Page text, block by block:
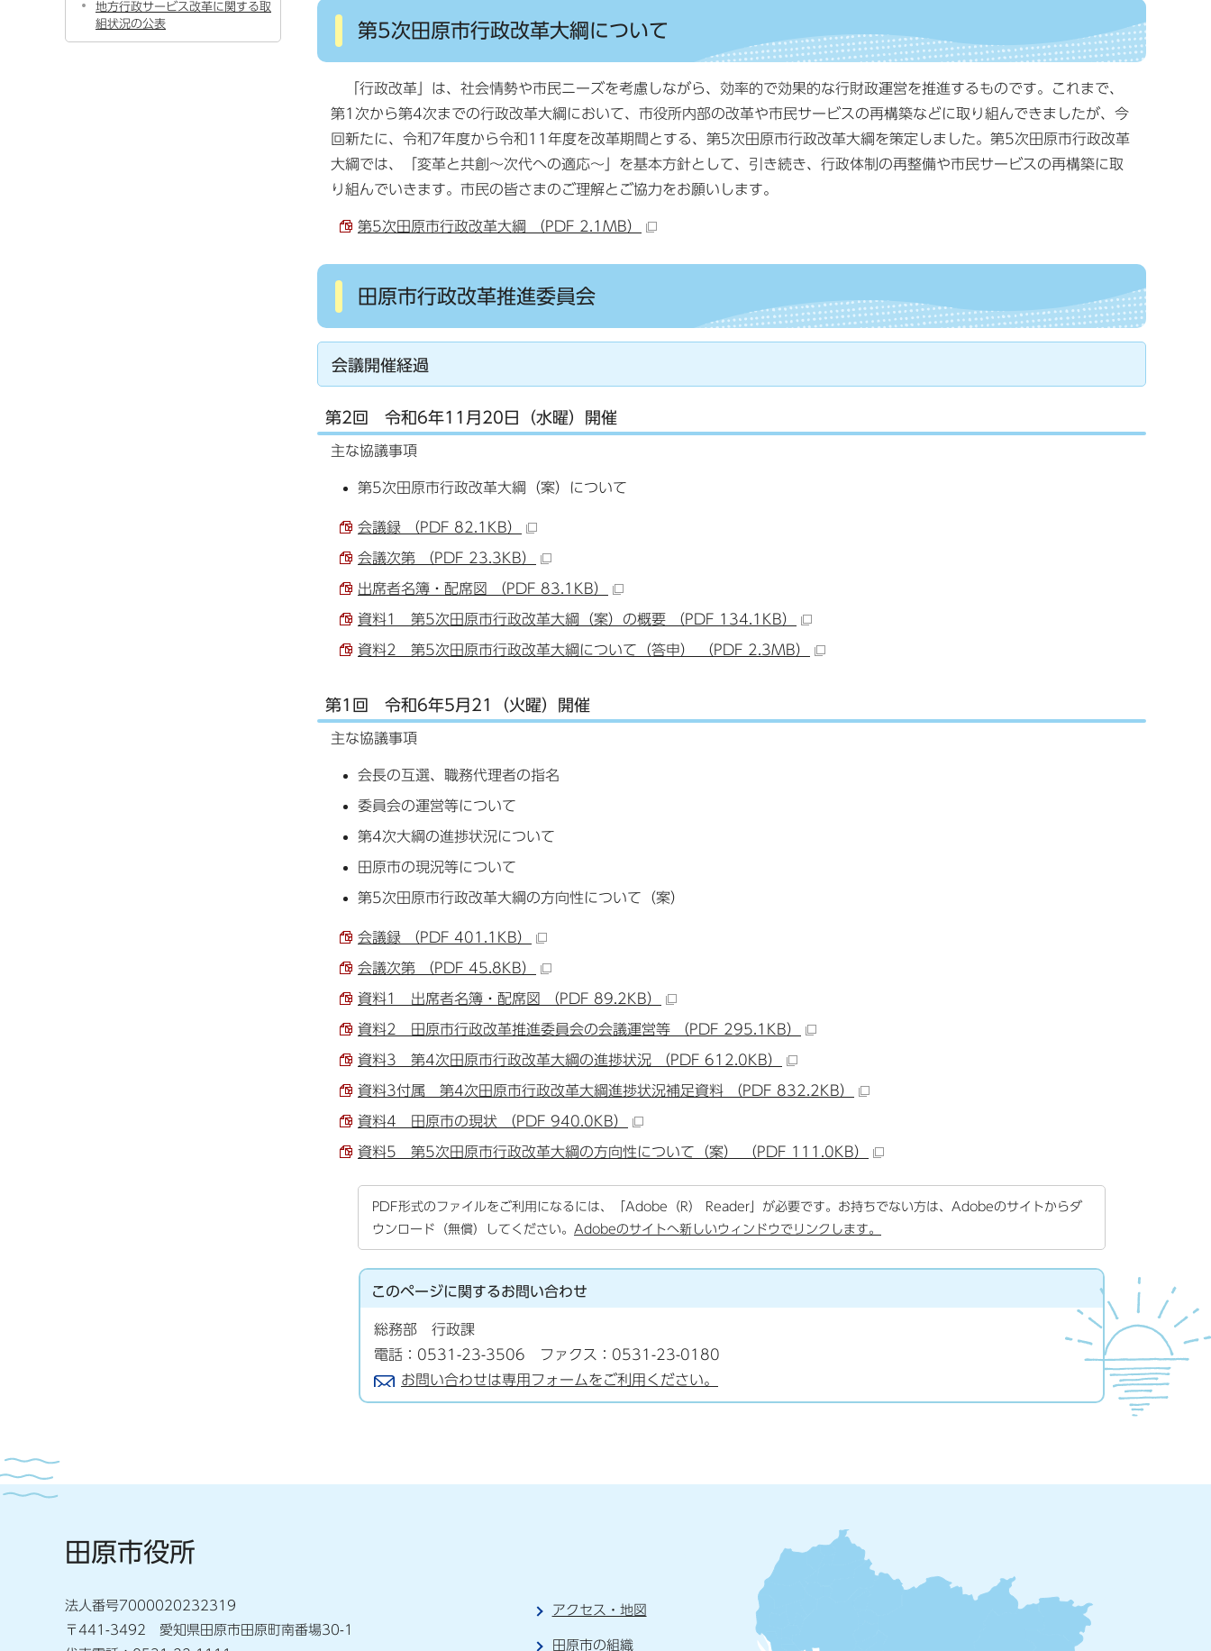
第5次田原市行政改革大綱について
「行政改革」は、社会情勢や市民ニーズを考慮しながら、効率的で効果的な行財政運営を推進するものです。これまで、
第1次から第4次までの行政改革大綱において、市役所内部の改革や市民サービスの再構築などに取り組んできましたが、今
回新たに、令和7年度から令和11年度を改革期間とする、第5次田原市行政改革大綱を策定しました。第5次田原市行政改革
大綱では、「変革と共創〜次代への適応〜」を基本方針として、引き続き、行政体制の再整備や市民サービスの再構築に取
り組んでいきます。市民の皆さまのご理解とご協力をお願いします。
第5次田原市行政改革大綱 （PDF 2.1MB）
田原市行政改革推進委員会
会議開催経過
第2回 令和6年11月20日（水曜）開催
主な協議事項
第5次田原市行政改革大綱（案）について
会議録 （PDF 82.1KB）
会議次第 （PDF 23.3KB）
出席者名簿・配席図 （PDF 83.1KB）
資料1 第5次田原市行政改革大綱（案）の概要 （PDF 134.1KB）
資料2 第5次田原市行政改革大綱について（答申） （PDF 2.3MB）
第1回 令和6年5月21（火曜）開催
主な協議事項
会長の互選、職務代理者の指名
委員会の運営等について
第4次大綱の進捗状況について
田原市の現況等について
第5次田原市行政改革大綱の方向性について（案）
会議録 （PDF 401.1KB）
会議次第 （PDF 45.8KB）
資料1 出席者名簿・配席図 （PDF 89.2KB）
資料2 田原市行政改革推進委員会の会議運営等 （PDF 295.1KB）
資料3 第4次田原市行政改革大綱の進捗状況 （PDF 612.0KB）
資料3付属 第4次田原市行政改革大綱進捗状況補足資料 （PDF 832.2KB）
資料4 田原市の現状 （PDF 940.0KB）
資料5 第5次田原市行政改革大綱の方向性について（案） （PDF 111.0KB）
PDF形式のファイルをご利用になるには、「Adobe（R） Reader」が必要です。お持ちでない方は、Adobeのサイトからダ
ウンロード（無償）してください。 Adobeのサイトへ新しいウィンドウでリンクします。
このページに関するお問い合わせ
総務部 行政課
電話：0531-23-3506 ファクス：0531-23-0180
お問い合わせは専用フォームをご利用ください。
地方行政サービス改革に関する取
組状況の公表
田原市役所
法人番号7000020232319
〒441-3492 愛知県田原市田原町南番場30-1
アクセス・地図
田原市の組織